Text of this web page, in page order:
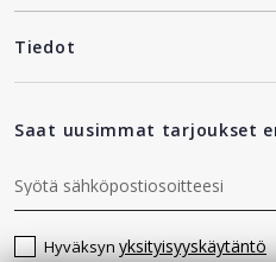
Tiedot
Saat uusimmat tarjoukset
Hyväksyn yksityisyyskäytäntö